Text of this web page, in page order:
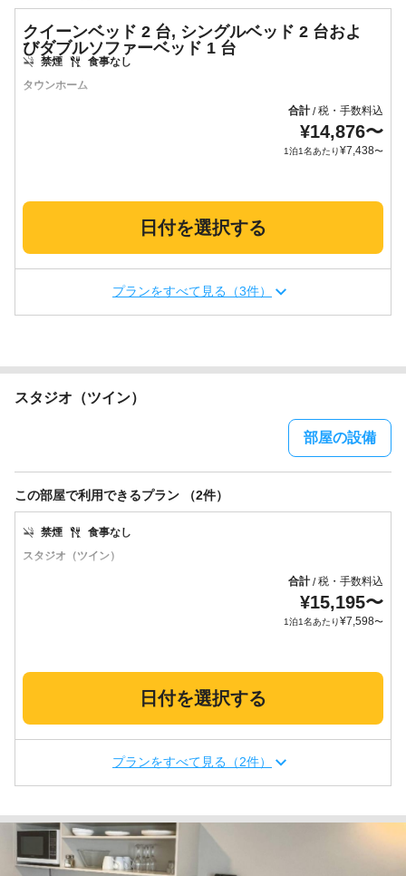
タウンホーム
禁煙 食事なし
クイーンベッド 2 台, シングルベッド 2 台およ
びダブルソファーベッド 1 台
合計/税・手数料込
¥14,876〜
1泊1名あたり¥7,438〜
日付を選択する
プランをすべて見る（3件）
スタジオ（ツイン）
部屋の設備
この部屋で利用できるプラン （2件）
スタジオ（ツイン）
禁煙 食事なし
合計/税・手数料込
¥15,195〜
1泊1名あたり¥7,598〜
日付を選択する
プランをすべて見る（2件）